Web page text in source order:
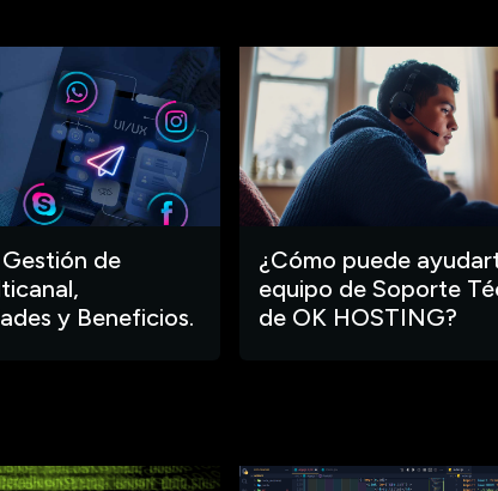
de
y Beneficios.
¿Cómo puede
equipo de Soporte
de OK HOSTING?